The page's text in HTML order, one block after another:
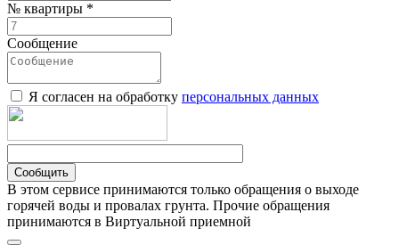
№ квартиры *
Сообщение
Я согласен на обработку персональных данных
Сообщить
В этом сервисе принимаются только обращения о выходе
горячей воды и провалах грунта. Прочие обращения
принимаются в Виртуальной приемной